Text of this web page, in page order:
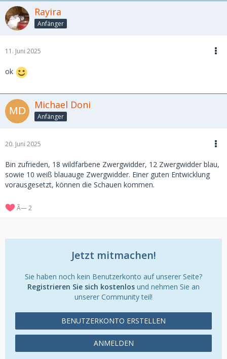
Rayira
Anfänger
11. Juni 2025
ok
Michael Doni
Anfänger
20. Juni 2025
Bin zufrieden, 18 wildfarbene Zwergwidder, 12 Zwergwidder blau,
sowie 10 weiß blauauge Zwergwidder. Einer guten Entwicklung
vorausgesetzt, können die Schauen kommen.
2
Jetzt mitmachen!
Sie haben noch kein Benutzerkonto auf unserer Seite?
Registrieren Sie sich kostenlos und nehmen Sie an
unserer Community teil!
BENUTZERKONTO ERSTELLEN
ANMELDEN